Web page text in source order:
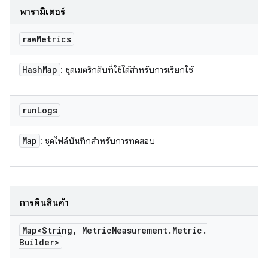
พารามิเตอร์
rawMetrics
HashMap : ชุดเมตริกดิบที่ใช้ได้สำหรับการเรียกใช้
runLogs
Map : ชุดไฟล์บันทึกสำหรับการทดสอบ
การคืนสินค้า
Map<String , MetricMeasurement. Metric .
Builder>